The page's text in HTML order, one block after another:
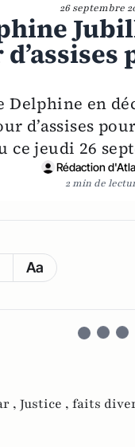
26 septembre
Delphine en
d’assises
ce jeudi 26
Rédaction
2 min de
Aa
, Justice , faits